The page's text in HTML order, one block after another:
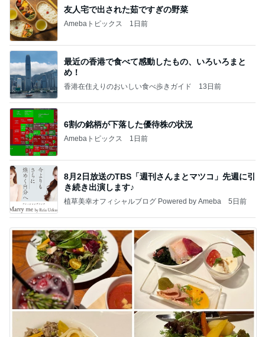
友人宅で出された茹ですぎの野菜
Amebaトピックス 1日前
最近の香港で食べて感動したもの、いろいろまと
め！
香港在住えりのおいしい食べ歩きガイド 13日前
6割の銘柄が下落した優待株の状況
Amebaトピックス 1日前
8月2日放送のTBS「週刊さんまとマツコ」先週に引
き続き出演します♪
植草美幸オフィシャルブログ Powered by Ameba 5日前